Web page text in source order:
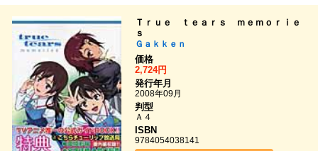
Ｔｒｕｅ ｔｅａｒｓ ｍｅｍｏｒｉｅ
ｓ
Ｇａｋｋｅｎ
価格
2,724円
発行年月
2008年09月
判型
Ａ４
ISBN
9784054038141